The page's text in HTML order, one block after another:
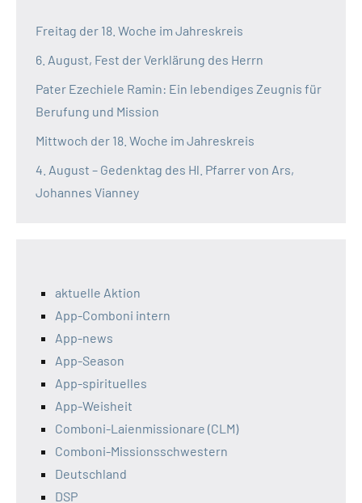
Freitag der 18. Woche im Jahreskreis
6. August, Fest der Verklärung des Herrn
Pater Ezechiele Ramin: Ein lebendiges Zeugnis für
Berufung und Mission
Mittwoch der 18. Woche im Jahreskreis
4. August – Gedenktag des Hl. Pfarrer von Ars,
Johannes Vianney
aktuelle Aktion
App-Comboni intern
App-news
App-Season
App-spirituelles
App-Weisheit
Comboni-Laienmissionare (CLM)
Comboni-Missionsschwestern
Deutschland
DSP